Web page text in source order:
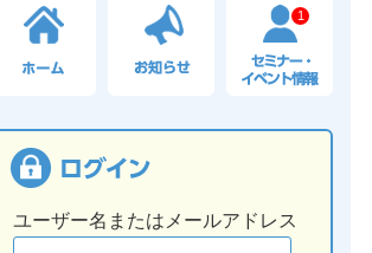
1
ユーザー名またはメールアドレス